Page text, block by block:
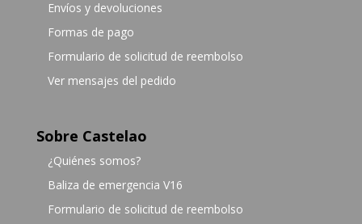
Envíos y devoluciones
Formas de pago
Formulario de solicitud de reembolso
Ver mensajes del pedido
Sobre Castelao
¿Quiénes somos?
Baliza de emergencia V16
Formulario de solicitud de reembolso